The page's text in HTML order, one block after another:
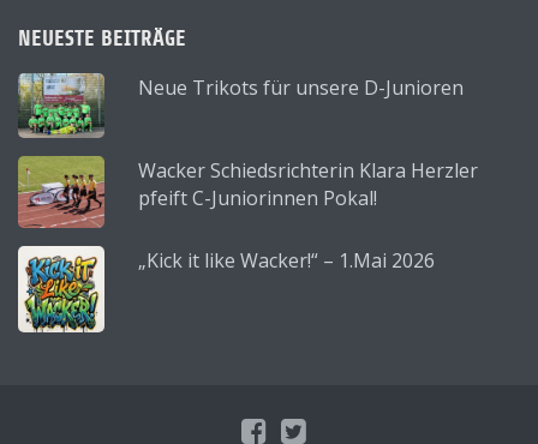
NEUESTE BEITRÄGE
Neue Trikots für unsere D-Junioren
Wacker Schiedsrichterin Klara Herzler
pfeift C-Juniorinnen Pokal!
„Kick it like Wacker!“ – 1.Mai 2026